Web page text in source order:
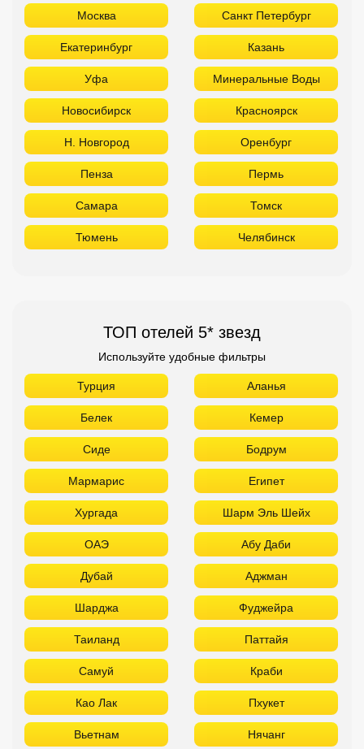
Москва Санкт Петербург
Екатеринбург Казань
Уфа Минеральные Воды
Новосибирск Красноярск
Н. Новгород Оренбург
Пенза Пермь
Самара Томск
Тюмень Челябинск
ТОП отелей 5* звезд
Используйте удобные фильтры
Турция Аланья
Белек Кемер
Сиде Бодрум
Мармарис Египет
Хургада Шарм Эль Шейх
ОАЭ Абу Даби
Дубай Аджман
Шарджа Фуджейра
Таиланд Паттайя
Самуй Краби
Као Лак Пхукет
Вьетнам Нячанг